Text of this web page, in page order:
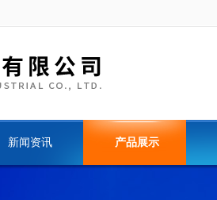
新闻资讯 产品展示